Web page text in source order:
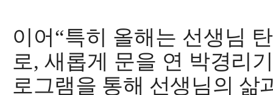
이어“특히 올해는 선생님
로, 새롭게 문을 연 박경리
로그램을 통해 선생님의 삶